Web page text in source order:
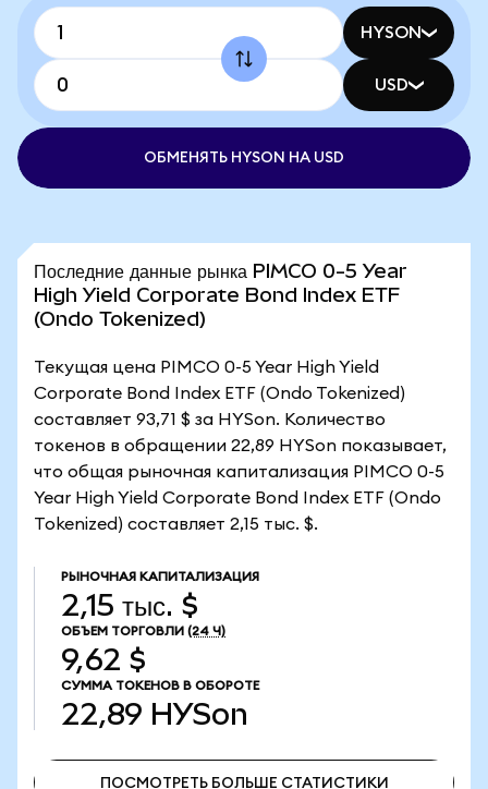
HYSON
USD
ОБМЕНЯТЬ HYSON НА USD
Последние данные рынка PIMCO 0-5 Year
High Yield Corporate Bond Index ETF
(Ondo Tokenized)
Текущая цена PIMCO 0-5 Year High Yield
Corporate Bond Index ETF (Ondo Tokenized)
составляет 93,71 $ за HYSon. Количество
токенов в обращении 22,89 HYSon показывает,
что общая рыночная капитализация PIMCO 0-5
Year High Yield Corporate Bond Index ETF (Ondo
Tokenized) составляет 2,15 тыс. $.
РЫНОЧНАЯ КАПИТАЛИЗАЦИЯ
2,15 тыс. $
ОБЪЕМ ТОРГОВЛИ (24 Ч)
9,62 $
СУММА ТОКЕНОВ В ОБОРОТЕ
22,89 HYSon
ПОСМОТРЕТЬ БОЛЬШЕ СТАТИСТИКИ